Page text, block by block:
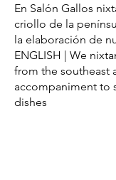
En Salón Gallos
criollo de la
la elaboración de
ENGLISH | We
from the southeast
accompaniment to
dishes